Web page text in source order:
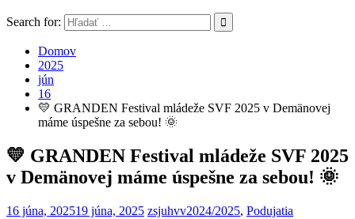
Search for:
Domov
2025
jún
16
💛 GRANDEN Festival mládeže SVF 2025 v Demänovej
máme úspešne za sebou! 🌞
💛 GRANDEN Festival mládeže SVF 2025
v Demänovej máme úspešne za sebou! 🌞
16 júna, 202519 júna, 2025 zsjuhvv2024/2025, Podujatia